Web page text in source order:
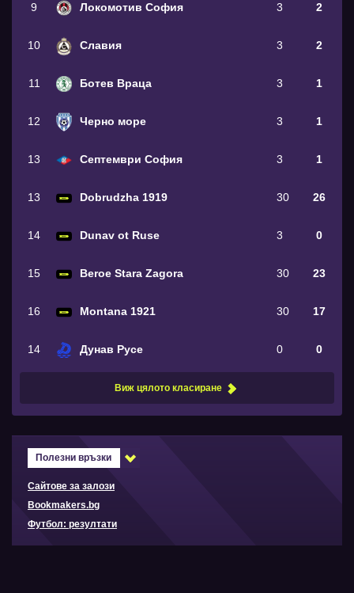
9 Локомотив София 3 2
10 Славия 3 2
11 Ботев Враца 3 1
12 Черно море 3 1
13 Септември София 3 1
13 Dobrudzha 1919 30 26
14 Dunav ot Ruse 3 0
15 Beroe Stara Zagora 30 23
16 Montana 1921 30 17
14 Дунав Русе 0 0
Виж цялото класиране
Полезни връзки
Сайтове за залози
Bookmakers.bg
Футбол: резултати